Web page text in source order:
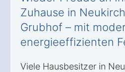
Zuhause in
Grubhof – mit
energieeffizienten
Viele Hausbesitzer in